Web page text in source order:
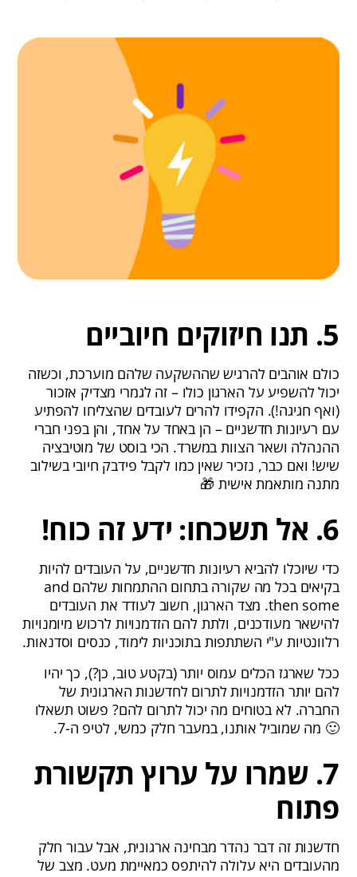
5. תנו חיזוקים חיוביים
כולם אוהבים להרגיש שההשקעה שלהם מוערכת, וכשזה
יכול להשפיע על הארגון כולו – זה לגמרי מצדיק אזכור
(ואף חגיגה!). הקפידו להרים לעובדים שהצליחו להפתיע
עם רעיונות חדשניים – הן באחד על אחד, והן בפני חברי
ההנהלה ושאר הצוות במשרד. הכי בוסט של מוטיבציה
שיש! ואם כבר, נזכיר שאין כמו לקבל פידבק חיובי בשילוב
מתנה מותאמת אישית 🎁
6. אל תשכחו: ידע זה כוח!
כדי שיוכלו להביא רעיונות חדשניים, על העובדים להיות
בקיאים בכל מה שקורה בתחום ההתמחות שלהם and
then some. מצד הארגון, חשוב לעודד את העובדים
להישאר מעודכנים, ולתת להם הזדמנויות לרכוש מיומנויות
רלוונטיות ע"י השתתפות בתוכניות לימוד, כנסים וסדנאות.
ככל שארגז הכלים עמוס יותר (בקטע טוב, כן?), כך יהיו
להם יותר הזדמנויות לתרום לחדשנות הארגונית של
החברה. לא בטוחים מה יכול לתרום להם? פשוט תשאלו
🙂 מה שמוביל אותנו, במעבר חלק כמשי, לטיפ ה-7.
7. שמרו על ערוץ תקשורת
פתוח
חדשנות זה דבר נהדר מבחינה ארגונית, אבל עבור חלק
מהעובדים היא עלולה להיתפס כמאיימת מעט. מצב של